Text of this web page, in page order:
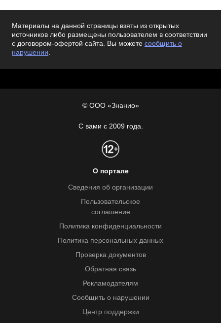
Материалы на данной страницы взяты из открытых
источников либо размещены пользователем в соответствии
с договором-офертой сайта. Вы можете сообщить о
нарушении.
© ООО «Знанио»
С вами с 2009 года.
О портале
Сведения об организации
Пользовательское
соглашение
Политика конфиденциальности
Политика персональных данных
Проверка документов
Обратная связь
Рекламодателям
Сообщить о нарушении
Центр поддержки